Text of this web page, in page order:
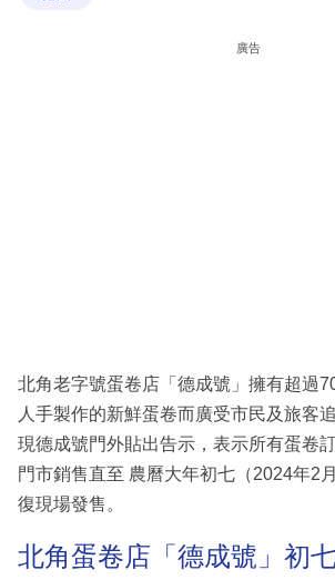
廣告
北角老字號蛋卷店「德成號」擁有超過
人手製作的新鮮蛋卷而廣受市民及旅客
現德成號門外貼出告示，表示所有蛋卷
門市銷售直至 農曆大年初七（2024年2
復現場發售。
北角蛋卷店「德成號」初